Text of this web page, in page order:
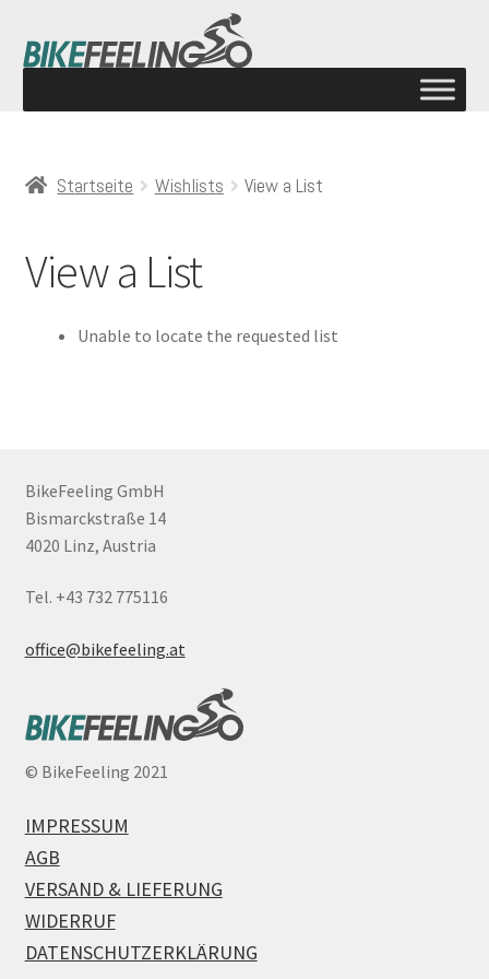
Startseite Wishlists View a List
View a List
Unable to locate the requested list
BikeFeeling GmbH
Bismarckstraße 14
4020 Linz, Austria
Tel. +43 732 775116
office@bikefeeling.at
© BikeFeeling 2021
IMPRESSUM
AGB
VERSAND & LIEFERUNG
WIDERRUF
DATENSCHUTZERKLÄRUNG